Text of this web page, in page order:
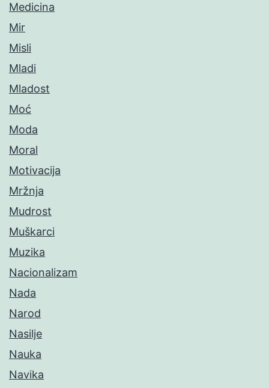
Medicina
Mir
Misli
Mladi
Mladost
Moć
Moda
Moral
Motivacija
Mržnja
Mudrost
Muškarci
Muzika
Nacionalizam
Nada
Narod
Nasilje
Nauka
Navika